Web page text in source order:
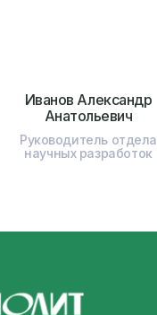
Иванов Александр
Анатольевич
Руководитель отдела
научных разработок